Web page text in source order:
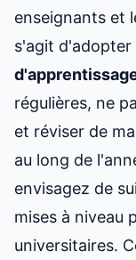
enseignants et
s'agit d'adopter
régulières, ne
et réviser de
au long de
envisagez de
mises à niveau
universitaires.